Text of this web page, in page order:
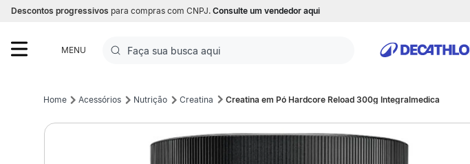
Descontos progressivos para compras com CNPJ. Consulte um vendedor aqui
MENU
Faça sua busca aqui
1ºFutebol
Acessórios Nutrição Creatina Creatina em Pó Hardcore Reload 300g Integralmedica